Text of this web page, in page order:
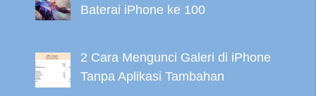
Baterai iPhone ke 100
2 Cara Mengunci Galeri di iPhone
Tanpa Aplikasi Tambahan